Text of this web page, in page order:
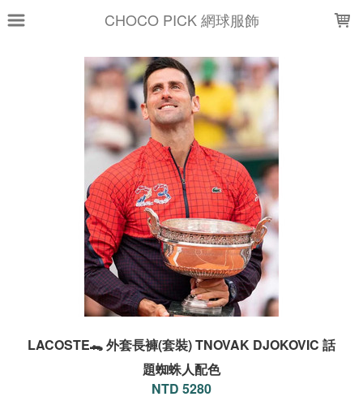
CHOCO PICK 網球服飾
LACOSTE🐊 外套長褲(套裝) TNOVAK DJOKOVIC 話
題蜘蛛人配色
NTD 5280